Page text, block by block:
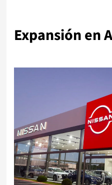
Expansión en